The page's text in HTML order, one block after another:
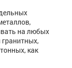
на любых
гранитных,
как